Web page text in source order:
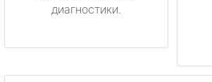
диагностики.